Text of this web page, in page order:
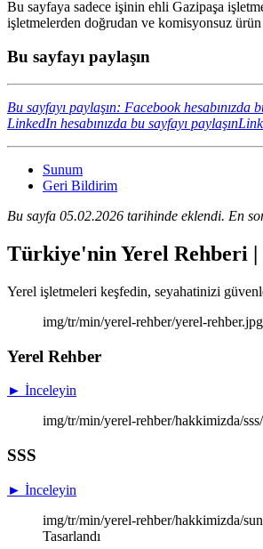
Bu sayfaya sadece işinin ehli Gazipaşa
işletmelerden doğrudan ve komisyonsuz
Bu sayfayı paylaşın
Bu sayfayı paylaşın: Facebook hesabınızda
LinkedIn hesabınızda bu sayfayı paylaşın
Sunum
Geri Bildirim
Bu sayfa 05.02.2026 tarihinde eklendi. En
Türkiye'nin Yerel Rehberi
Yerel işletmeleri keşfedin, seyahatinizi
img/tr/min/yerel-rehber/yerel-
Yerel Rehber
► İnceleyin
img/tr/min/yerel-rehber/hakkimizda/
SSS
► İnceleyin
img/tr/min/yerel-rehber/hakkimizda/
Tasarlandı